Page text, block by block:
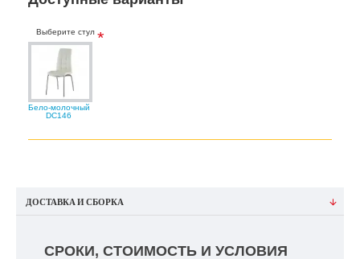
Выберите стул
Бело-молочный
DC146
ДОСТАВКА И СБОРКА
СРОКИ, СТОИМОСТЬ И УСЛОВИЯ